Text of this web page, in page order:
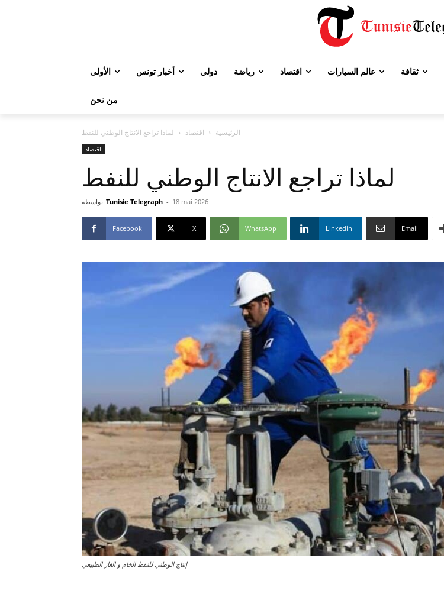
الأولى أخبار تونس دولي رياضة اقتصاد عالم السيارات ثقافة
من نحن
الرئيسية اقتصاد لماذا تراجع الانتاج الوطني للنفط
اقتصاد
لماذا تراجع الانتاج الوطني للنفط
بواسطة Tunisie Telegraph - 18 mai 2026
Facebook X WhatsApp Linkedin Email
إنتاج الوطني للنفط الخام و الغاز الطبيعي